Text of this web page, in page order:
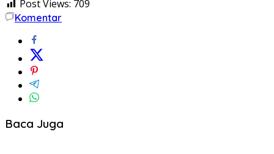
Post Views: 709
Komentar
Baca Juga